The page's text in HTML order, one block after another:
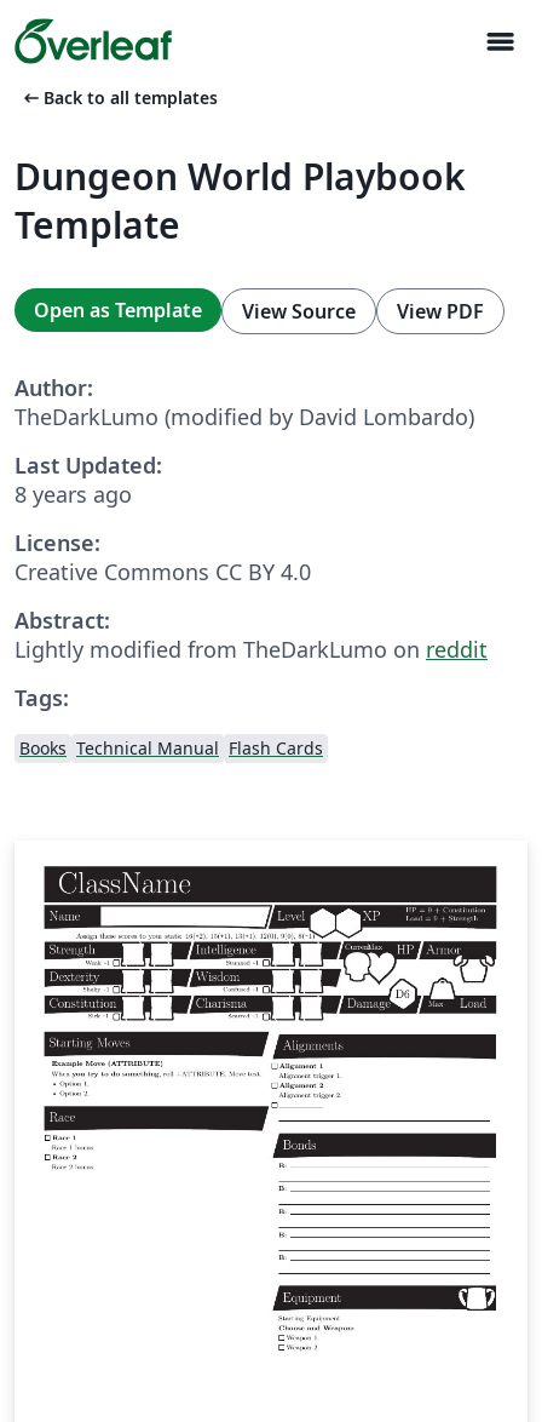
menu
arrow_left_alt Back to all templates
Dungeon World Playbook
Template
Open as Template View Source View PDF
Author:
TheDarkLumo (modified by David Lombardo)
Last Updated:
8 years ago
License:
Creative Commons CC BY 4.0
Abstract:
Lightly modified from TheDarkLumo on reddit
Tags:
Books Technical Manual Flash Cards